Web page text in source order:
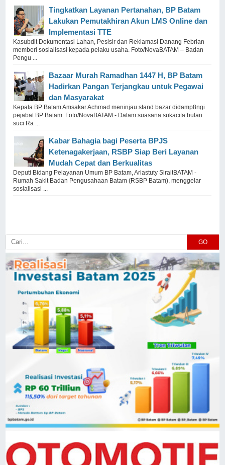
Tingkatkan Layanan Pertanahan, BP Batam
Lakukan Pemutakhiran Akun LMS Online dan
Implementasi TTE
Kasubdit Dokumentasi Lahan, Pesisir dan Reklamasi Danang Febrian
memberi sosialisasi kepada pelaku usaha. Foto/NovaBATAM – Badan
Pengu ...
Bazaar Murah Ramadhan 1447 H, BP Batam
Hadirkan Pangan Terjangkau untuk Pegawai
dan Masyarakat
Kepala BP Batam Amsakar Achmad meninjau stand bazar didamp8ngi
pejabat BP Batam. Foto/NovaBATAM - Dalam suasana sukacita bulan
suci Ra ...
Kabar Bahagia bagi Peserta BPJS
Ketenagakerjaan, RSBP Siap Beri Layanan
Mudah Cepat dan Berkualitas
Deputi Bidang Pelayanan Umum BP Batam, Ariastuty SiraitBATAM -
Rumah Sakit Badan Pengusahaan Batam (RSBP Batam), menggelar
sosialisasi ...
GO